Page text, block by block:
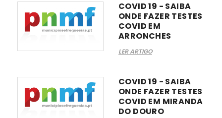
COVID 19 - SAIBA
ONDE FAZER TESTES
COVID EM
ARRONCHES
LER ARTIGO
COVID 19 - SAIBA
ONDE FAZER TESTES
COVID EM MIRANDA
DO DOURO